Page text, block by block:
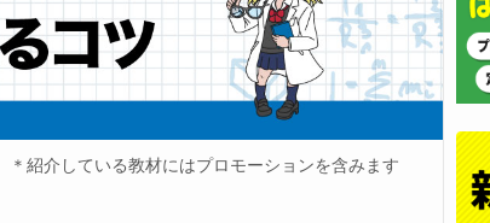
＊紹介している教材にはプロモーションを含みます